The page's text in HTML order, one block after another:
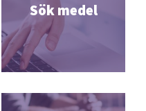
Sök medel